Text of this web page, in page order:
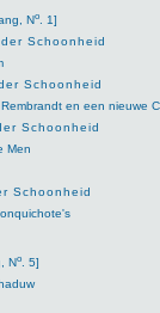
No. 1]
Schoonheid
Schoonheid
en een nieuwe
Schoonheid
Men
Schoonheid
No . 5]